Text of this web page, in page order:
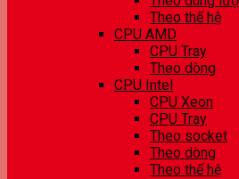
Theo thế hệ
CPU AMD
CPU Tray
Theo dòng
CPU Intel
CPU Xeon
CPU Tray
Theo socket
Theo dòng
Theo thế hệ